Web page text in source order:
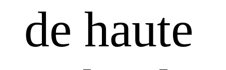
de haute